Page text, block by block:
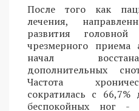
После того как
лечения,
развития
чрезмерного приема
начал
дополнительных
Частота
сократилась с
беспокойных ног